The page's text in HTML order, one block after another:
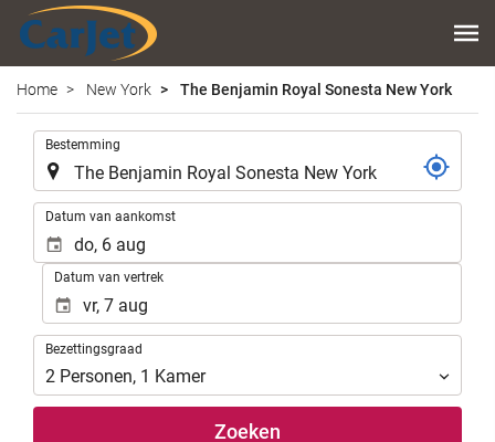
Home New York The Benjamin Royal Sonesta New York
Bestemming
Datum van aankomst
Datum van vertrek
Bezettingsgraad
Bezettingsgraad
2 Personen, 1 Kamer
Zoeken